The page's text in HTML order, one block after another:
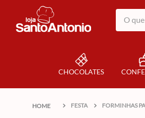
O que
CHOCOLATES
FESTA FORMINHAS